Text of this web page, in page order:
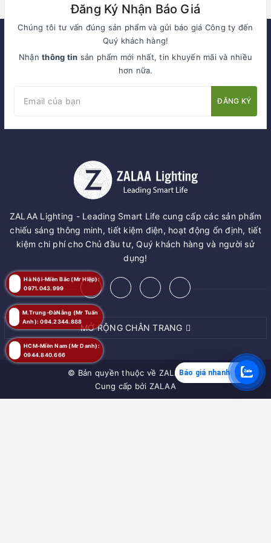
Đăng Ký Nhận Báo Giá
Chúng tôi tư vấn đúng sản phẩm và gửi báo giá Công ty đến
Quý khách hàng!
Nhậnthông tin sản phẩm mới nhất, tin khuyến mãi và nhiều
hơn nữa.
ĐĂNG KÝ
ZALAA Lighting - Leading Smart Life cung cấp các sản phẩm
chiếu sáng thông minh, tiết kiệm điện, hoạt động ổn định, tiết
kiệm chi phí cho Chủ đầu tư, Quý khách hàng và người sử
dụng!
MỞ RỘNG CHÂN TRANG
© Bản quyền thuộc về ZALAA JSC
Cung cấp bởi ZALAA
HCM-Miền Nam (Mr Danh):
0944.840.666
Hà Nội-Miền Bắc (Mr Hiệp):
0971.043.999
M.Trung-ĐàNẵng (Mr Tuấn
Anh): 094.2344.888
Báo giá nhanh